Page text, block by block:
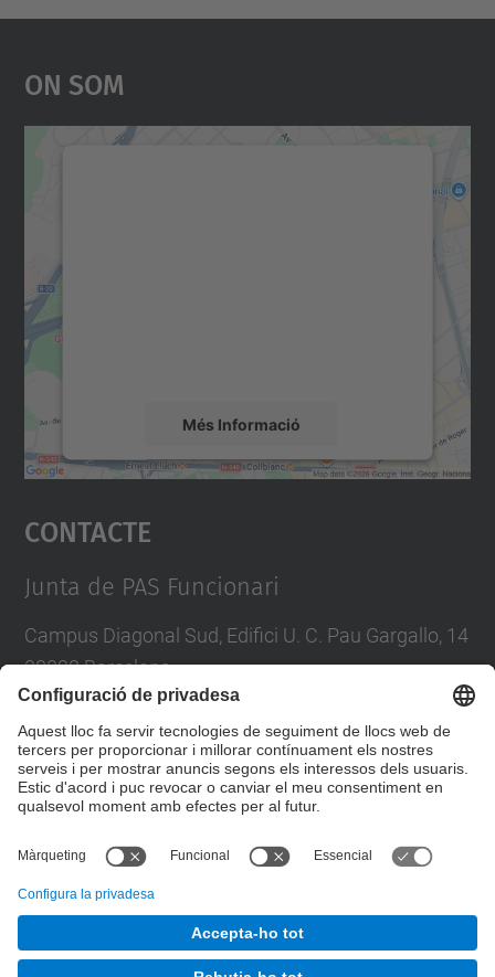
On Som
Més Informació
Accepta
powered by
Contacte
Junta de PAS Funcionari
Campus Diagonal Sud, Edifici U. C. Pau Gargallo, 14
08028 Barcelona
E-mail :junta.pasf@upc.edu
Formulari de contacte
Junta PAS Funcionari